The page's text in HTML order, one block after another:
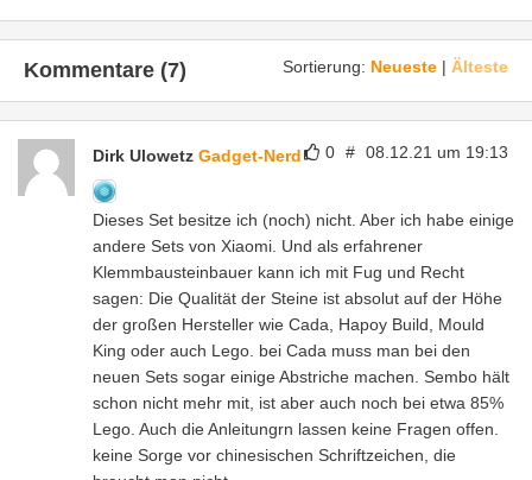
Sortierung: Neueste | Älteste
Kommentare (7)
0 # 08.12.21 um 19:13
Dirk Ulowetz Gadget-Nerd
Dieses Set besitze ich (noch) nicht. Aber ich habe einige
andere Sets von Xiaomi. Und als erfahrener
Klemmbausteinbauer kann ich mit Fug und Recht
sagen: Die Qualität der Steine ist absolut auf der Höhe
der großen Hersteller wie Cada, Hapoy Build, Mould
King oder auch Lego. bei Cada muss man bei den
neuen Sets sogar einige Abstriche machen. Sembo hält
schon nicht mehr mit, ist aber auch noch bei etwa 85%
Lego. Auch die Anleitungrn lassen keine Fragen offen.
keine Sorge vor chinesischen Schriftzeichen, die